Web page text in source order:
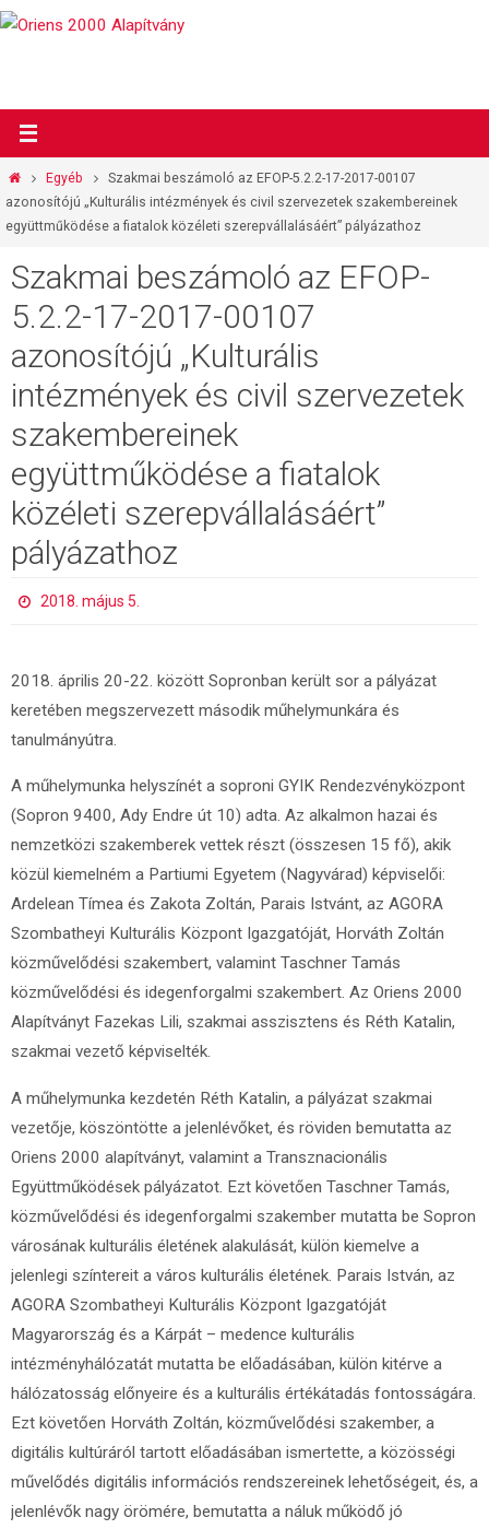
Megszakítás
OtthonEgyéb
Szakmai beszámoló az EFOP-5.2.2-17-2017-00107
azonosítójú „Kulturális intézmények és civil szervezetek szakembereinek
együttműködése a fiatalok közéleti szerepvállalásáért” pályázathoz
Szakmai beszámoló az EFOP-
5.2.2-17-2017-00107
azonosítójú „Kulturális
intézmények és civil szervezetek
szakembereinek
együttműködése a fiatalok
közéleti szerepvállalásáért”
pályázathoz
2018. május 5.
2018. április 20-22. között Sopronban került sor a pályázat
keretében megszervezett második műhelymunkára és
tanulmányútra.
A műhelymunka helyszínét a soproni GYIK Rendezvényközpont
(Sopron 9400, Ady Endre út 10) adta. Az alkalmon hazai és
nemzetközi szakemberek vettek részt (összesen 15 fő), akik
közül kiemelném a Partiumi Egyetem (Nagyvárad) képviselői:
Ardelean Tímea és Zakota Zoltán, Parais Istvánt, az AGORA
Szombatheyi Kulturális Központ Igazgatóját, Horváth Zoltán
közművelődési szakembert, valamint Taschner Tamás
közművelődési és idegenforgalmi szakembert. Az Oriens 2000
Alapítványt Fazekas Lili, szakmai asszisztens és Réth Katalin,
szakmai vezető képviselték.
A műhelymunka kezdetén Réth Katalin, a pályázat szakmai
vezetője, köszöntötte a jelenlévőket, és röviden bemutatta az
Oriens 2000 alapítványt, valamint a Transznacionális
Együttműködések pályázatot. Ezt követően Taschner Tamás,
közművelődési és idegenforgalmi szakember mutatta be Sopron
városának kulturális életének alakulását, külön kiemelve a
jelenlegi színtereit a város kulturális életének. Parais István, az
AGORA Szombatheyi Kulturális Központ Igazgatóját
Magyarország és a Kárpát – medence kulturális
intézményhálózatát mutatta be előadásában, külön kitérve a
hálózatosság előnyeire és a kulturális értékátadás fontosságára.
Ezt követően Horváth Zoltán, közművelődési szakember, a
digitális kultúráról tartott előadásában ismertette, a közösségi
művelődés digitális információs rendszereinek lehetőségeit, és, a
jelenlévők nagy örömére, bemutatta a náluk működő jó